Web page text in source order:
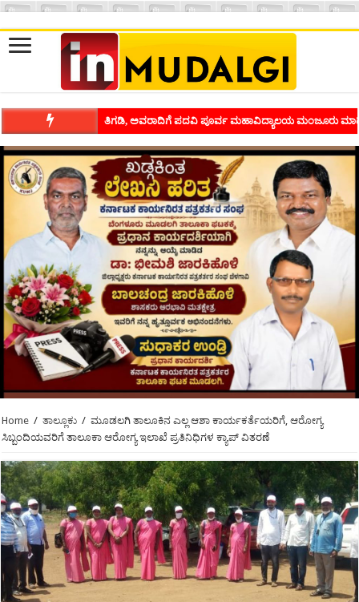
ತಿಗಡಿ, ಅವರಾದಿಗೆ ಪದವಿ ಪೂರ್ವ ಮಹಾವಿದ್ಯಾಲಯ ಮಂಜೂರು
Home / ತಾಲ್ಲೂಕು / ಮೂಡಲಗಿ ತಾಲೂಕಿನ ಎಲ್ಲ ಆಶಾ ಕಾರ್ಯಕರ್ತೆಯರಿಗೆ, ಆರೋಗ್ಯ
ಸಿಬ್ಬಂದಿಯವರಿಗೆ ತಾಲೂಕಾ ಆರೋಗ್ಯ ಇಲಾಖೆ ಪ್ರತಿನಿಧಿಗಳ ಕ್ಯಾಪ್ ವಿತರಣೆ